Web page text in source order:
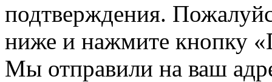
подтверждения.
ниже и нажмите кнопку
Мы отправили на ваш